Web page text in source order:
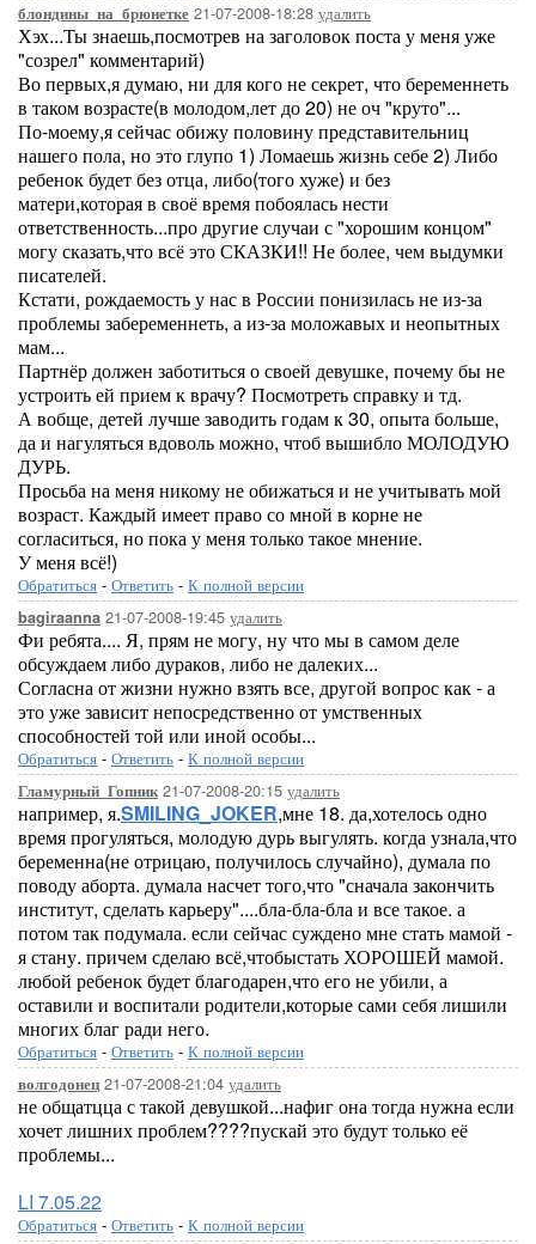
блондины_на_брюнетке 21-07-2008-18:28 удалить
Хэх...Ты знаешь,посмотрев на заголовок поста у меня уже
"созрел" комментарий)
Во первых,я думаю, ни для кого не секрет, что беременнеть
в таком возрасте(в молодом,лет до 20) не оч "круто"...
По-моему,я сейчас обижу половину представительниц
нашего пола, но это глупо 1) Ломаешь жизнь себе 2) Либо
ребенок будет без отца, либо(того хуже) и без
матери,которая в своё время побоялась нести
ответственность...про другие случаи с "хорошим концом"
могу сказать,что всё это СКАЗКИ!! Не более, чем выдумки
писателей.
Кстати, рождаемость у нас в России понизилась не из-за
проблемы забеременнеть, а из-за моложавых и неопытных
мам...
Партнёр должен заботиться о своей девушке, почему бы не
устроить ей прием к врачу? Посмотреть справку и тд.
А вобще, детей лучше заводить годам к 30, опыта больше,
да и нагуляться вдоволь можно, чтоб вышибло МОЛОДУЮ
ДУРЬ.
Просьба на меня никому не обижаться и не учитывать мой
возраст. Каждый имеет право со мной в корне не
согласиться, но пока у меня только такое мнение.
У меня всё!)
Обратиться - Ответить - К полной версии
bagiraanna 21-07-2008-19:45 удалить
Фи ребята.... Я, прям не могу, ну что мы в самом деле
обсуждаем либо дураков, либо не далеких...
Согласна от жизни нужно взять все, другой вопрос как - а
это уже зависит непосредственно от умственных
способностей той или иной особы...
Обратиться - Ответить - К полной версии
Гламурный_Гопник21-07-2008-20:15 удалить
например, я.SMILING_JOKER,мне 18. да,хотелось одно
время прогуляться, молодую дурь выгулять. когда узнала,что
беременна(не отрицаю, получилось случайно), думала по
поводу аборта. думала насчет того,что "сначала закончить
институт, сделать карьеру"....бла-бла-бла и все такое. а
потом так подумала. если сейчас суждено мне стать мамой -
я стану. причем сделаю всё,чтобыстать ХОРОШЕЙ мамой.
любой ребенок будет благодарен,что его не убили, а
оставили и воспитали родители,которые сами себя лишили
многих благ ради него.
Обратиться - Ответить - К полной версии
волгодонец 21-07-2008-21:04 удалить
не общатцца с такой девушкой...нафиг она тогда нужна если
хочет лишних проблем????пускай это будут только её
проблемы...
LI 7.05.22
Обратиться - Ответить - К полной версии